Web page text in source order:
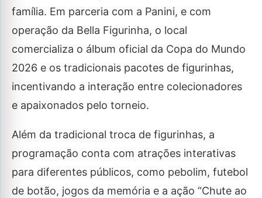
família. Em parceria com a Panini, e com
operação da Bella Figurinha, o local
comercializa o álbum oficial da Copa do Mundo
2026 e os tradicionais pacotes de figurinhas,
incentivando a interação entre colecionadores
e apaixonados pelo torneio.
Além da tradicional troca de figurinhas, a
programação conta com atrações interativas
para diferentes públicos, como pebolim, futebol
de botão, jogos da memória e a ação “Chute ao